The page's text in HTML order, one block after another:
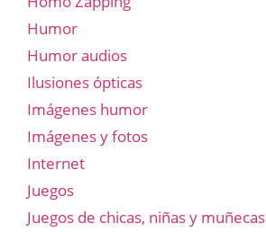
Humor
Humor audios
Ilusiones ópticas
Imágenes humor
Imágenes y fotos
Internet
Juegos
Juegos de chicas, niñas y muñecas